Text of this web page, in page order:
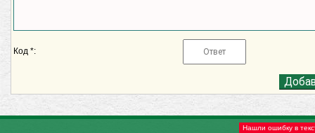
Код *:
Нашли ошибку в